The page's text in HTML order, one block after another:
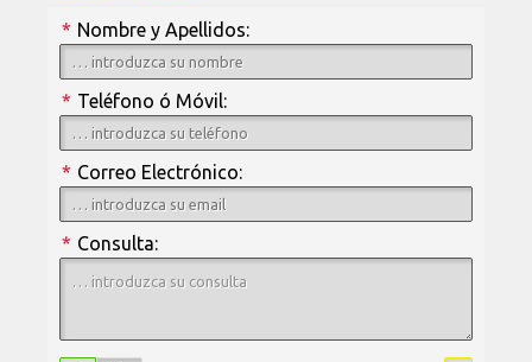
Nombre y Apellidos:
*
Teléfono ó Móvil:
*
Correo Electrónico:
*
Consulta:
*